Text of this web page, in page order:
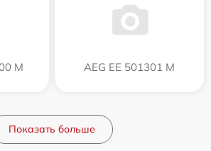
M AEG EE 501301 M
Показать больше